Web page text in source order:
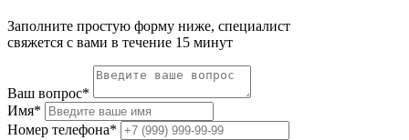
Заполните простую форму ниже, специалист
свяжется с вами в течение 15 минут
Ваш вопрос*
Имя*
Номер телефона*